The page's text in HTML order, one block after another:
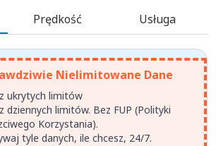
Prędkość Usługa
Nielimitowane Dane
ukrytych limitów
dziennych limitów. Bez FUP (Polityki
Korzystania).
tyle danych, ile chcesz, 24/7.